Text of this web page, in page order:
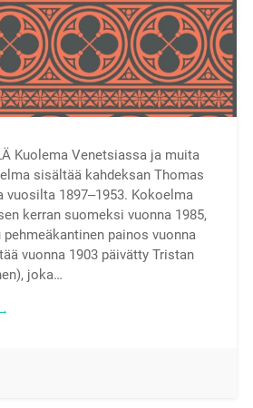
Kuolema Venetsiassa ja muita
sisältää kahdeksan Thomas
vuosilta 1897‒1953. Kokoelma
kerran suomeksi vuonna 1985,
painos vuonna
vuonna 1903 päivätty Tristan
joka…